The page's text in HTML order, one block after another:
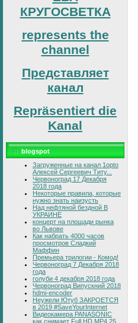
КРУГОСВЕТКА
represents the
channel
Представляет
канал
Repräsentiert die
Kanal
blogspot
Загруженные на канал 1opto
Алексей Сергеевич Титу...
Червоноград 17 Декабря
2018 года
Некоторые правила, которые
нужно знать наизусть
Над нефтяной бездной В
УКРАИНЕ
концерт на площади рынка
во Львове
Как набрать 4000 часов
просмотров Сладкий
Маффин
Премьера трилогии - Комод!
Червоноград 7 Декабря 2018
года
голуби 4 декабря 2018 года
Червоноград Випускний 2018
hdmi-encoder
Неужели Ютуб ЗАКРОЕТСЯ
в 2019 #SaveYourInternet
Видеокамера PANASONIC
как снимает Full HD MP4 25